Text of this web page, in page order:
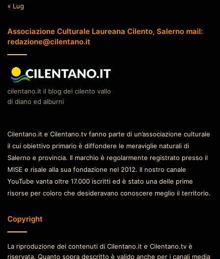
« Lug
Associazione Culturale Laureana Cilento, Salerno mail:
redazione@cilentano.it
cilentano.it il blog del cilento vallo
di diano ed alburni
Cilentano.it e Cilentano.tv fanno parte di un’associazione culturale
il cui obiettivo primario è diffondere le meraviglie naturali di
Salerno e provincia. Il marchio è regolarmente registrato presso il
MISE e risale alla sua fondazione nel 2012. Il nostro canale
YouTube vanta oltre 17.000 iscritti ed è stato una delle prime
risorse per coloro che desideravano conoscere meglio il territorio.
Copyright
La riproduzione dei contenuti di Cilentano.it e Cilentano.tv è
riservata. Quanto sopra descritto è valido anche per i canali media